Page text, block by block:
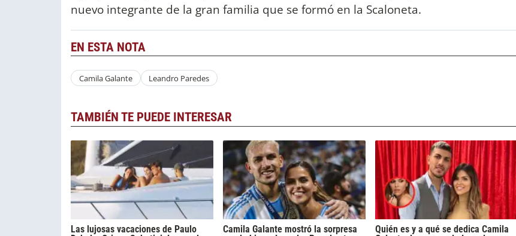
nuevo integrante de la gran familia que se formó en la Scaloneta.
EN ESTA NOTA
Camila Galante Leandro Paredes
TAMBIÉN TE PUEDE INTERESAR
Las lujosas vacaciones de Paulo
Camila Galante mostró la sorpresa
Quién es y a qué se dedica Camila